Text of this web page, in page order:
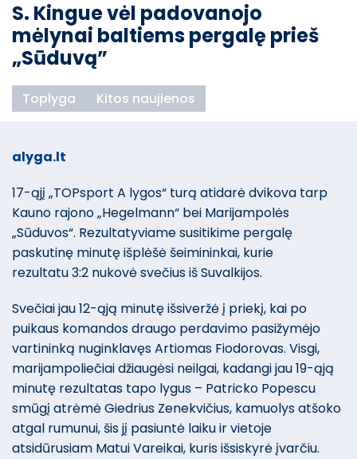
S. Kingue vėl padovanojo
mėlynai baltiems pergalę prieš
„Sūduvą”
Toplyga Kitos naujienos
alyga.lt
17-ąjį „TOPsport A lygos“ turą atidarė dvikova tarp
Kauno rajono „Hegelmann“ bei Marijampolės
„Sūduvos“. Rezultatyviame susitikime pergalę
paskutinę minutę išplėšė šeimininkai, kurie
rezultatu 3:2 nukovė svečius iš Suvalkijos.
Svečiai jau 12-ąją minutę išsiveržė į priekį, kai po
puikaus komandos draugo perdavimo pasižymėjo
vartininką nuginklavęs Artiomas Fiodorovas. Visgi,
marijampoliečiai džiaugėsi neilgai, kadangi jau 19-ąją
minutę rezultatas tapo lygus – Patricko Popescu
smūgį atrėmė Giedrius Zenekvičius, kamuolys atšoko
atgal rumunui, šis jį pasiuntė laiku ir vietoje
atsidūrusiam Matui Vareikai, kuris išsiskyrė įvarčiu.